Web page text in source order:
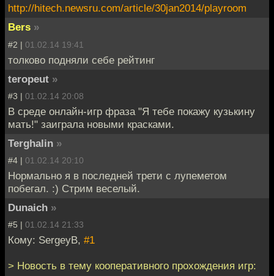
http://hitech.newsru.com/article/30jan2014/playroom
Bers »
#2 | 01.02.14 19:41
толково подняли себе рейтинг
teropeut »
#3 | 01.02.14 20:08
В среде онлайн-игр фраза "Я тебе покажу кузькину
мать!" заиграла новыми красками.
Terghalin »
#4 | 01.02.14 20:10
Нормально я в последней трети с лупеметом
побегал. :) Стрим веселый.
Dunaich »
#5 | 01.02.14 21:33
Кому: SergeyB, #1
> Новость в тему кооперативного прохождения игр: